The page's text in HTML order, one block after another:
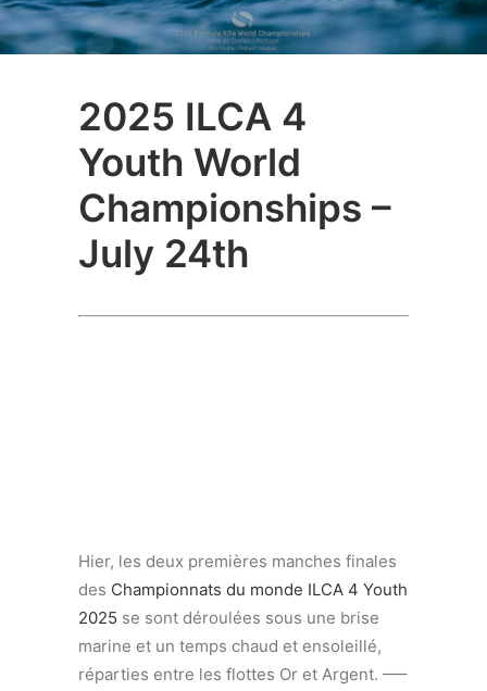
2025 ILCA 4
Youth World
Championships –
July 24th
Hier, les deux premières manches finales
des Championnats du monde ILCA 4 Youth
2025 se sont déroulées sous une brise
marine et un temps chaud et ensoleillé,
réparties entre les flottes Or et Argent. —–